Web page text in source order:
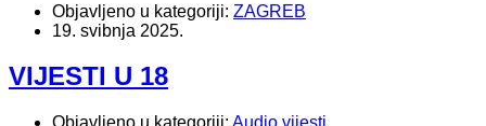
Objavljeno u kategoriji: ZAGREB
19. svibnja 2025.
VIJESTI U 18